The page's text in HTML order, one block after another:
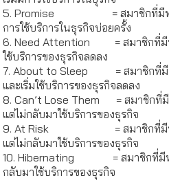
5. Promise = สมาชิกที่มีพอย
การใช้บริการในธุรกิจบ่อยครั้ง
6. Need Attention = สมาชิกที่มีพ
ใช้บริการของธุรกิจลดลง
7. About to Sleep = สมาชิกที่มี
และเริ่มใช้บริการของธุรกิจลดลง
8. Can’t Lose Them = สมาชิกที่
แต่ไม่กลับมาใช้บริการของธุรกิจ
9. At Risk = สมาชิกที่มีพอย
แต่ไม่กลับมาใช้บริการของธุรกิจ
10. Hibernating = สมาชิกที่มีพ
กลับมาใช้บริการของธุรกิจ